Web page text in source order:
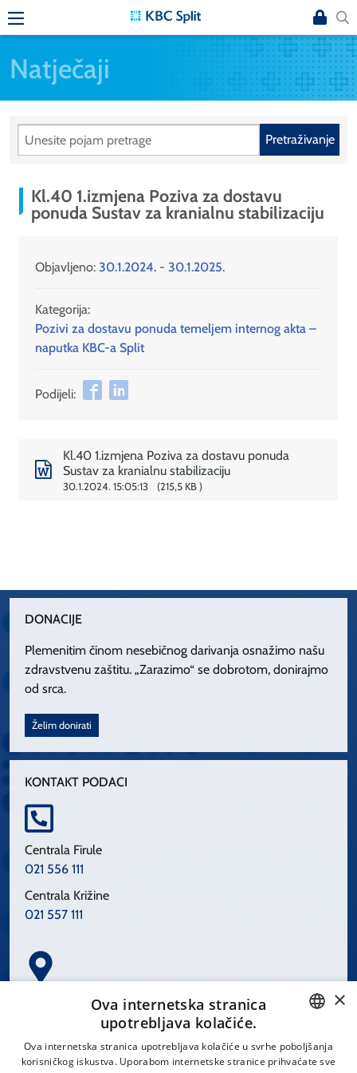
Natječaji
Pretraživanje
Kl.40 1.izmjena Poziva za dostavu
ponuda Sustav za kranialnu stabilizaciju
Objavljeno: 30.1.2024. - 30.1.2025.
Kategorija:
Pozivi za dostavu ponuda temeljem internog akta –
naputka KBC-a Split
Podijeli:
Kl.40 1.izmjena Poziva za dostavu ponuda
Sustav za kranialnu stabilizaciju
30.1.2024. 15:05:13 215,5 KB
DONACIJE
Plemenitim činom nesebičnog darivanja osnažimo našu
zdravstvenu zaštitu. „Zarazimo“ se dobrotom, donirajmo
od srca.
Želim donirati
KONTAKT PODACI
Centrala Firule
021 556 111
Centrala Križine
021 557 111
Spinčićeva 1, 21000 Split
CROATIAN
×
Ova internetska stranica
upotrebljava kolačiće.
Ova internetska stranica upotrebljava kolačiće u svrhe poboljšanja
korisničkog iskustva. Uporabom internetske stranice prihvaćate sve